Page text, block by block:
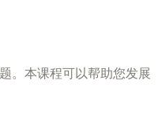
。本课程可以帮助您发展